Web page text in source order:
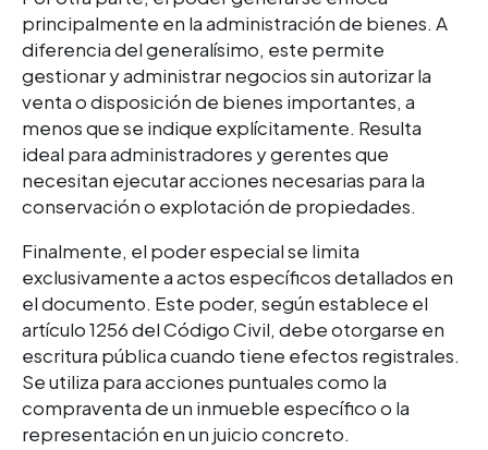
principalmente en la administración de bienes. A
diferencia del generalísimo, este permite
gestionar y administrar negocios sin autorizar la
venta o disposición de bienes importantes, a
menos que se indique explícitamente. Resulta
ideal para administradores y gerentes que
necesitan ejecutar acciones necesarias para la
conservación o explotación de propiedades.
Finalmente, el poder especial se limita
exclusivamente a actos específicos detallados en
el documento. Este poder, según establece el
artículo 1256 del CódigoCivil, debe otorgarse en
escritura pública cuando tiene efectos registrales.
Se utiliza para acciones puntuales como la
compraventa de un inmueble específico o la
representación en un juicio concreto.